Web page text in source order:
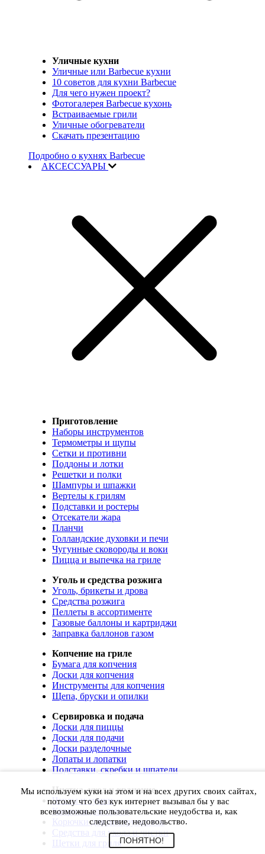
Уличные кухни
Уличные или Barbecue кухни
10 советов для кухни Barbecue
Для чего нужен проект?
Фотогалерея Barbecue кухонь
Встраиваемые грили
Уличные обогреватели
Скачать презентацию
Подробно о кухнях Barbecue
АКСЕССУАРЫ
Приготовление
Наборы инструментов
Термометры и щупы
Сетки и противни
Поддоны и лотки
Решетки и полки
Шампуры и шпажки
Вертелы к грилям
Подставки и ростеры
Отсекатели жара
Планчи
Голландские духовки и печи
Чугунные сковороды и воки
Пицца и выпечка на гриле
Уголь и средства розжига
Уголь, брикеты и дрова
Средства розжига
Пеллеты в ассортименте
Газовые баллоны и картриджи
Заправка баллонов газом
Копчение на гриле
Бумага для копчения
Доски для копчения
Инструменты для копчения
Щепа, бруски и опилки
Сервировка и подача
Доски для пиццы
Доски для подачи
Доски разделочные
Лопаты и лопатки
Подставки, скребки и шпатели
Чистка, уход и хранение
Чехлы и сумки
Коврики для гриля
Корючки для инструментов
Средства для ухода и чистки
Щетки для гриля
Мы используем куки на этом и на всех других своих сайтах,
потому что без кук интернет вызывал бы у вас
всевозможные пользовательские неудобства и, как
следствие, недовольство.
ПОНЯТНО!